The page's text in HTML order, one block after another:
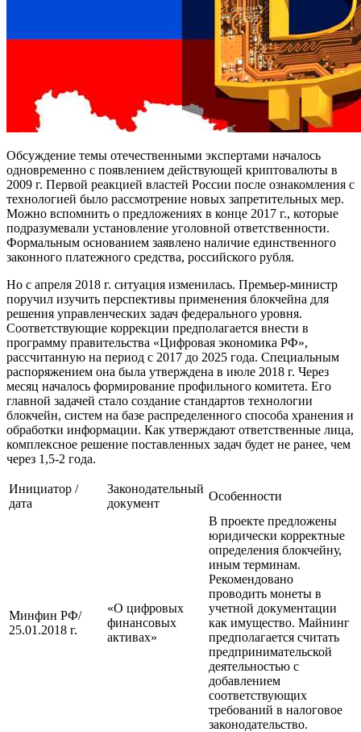
Обсуждение темы отечественными экспертами началось
одновременно с появлением действующей криптовалюты в
2009 г. Первой реакцией властей России после ознакомления с
технологией было рассмотрение новых запретительных мер.
Можно вспомнить о предложениях в конце 2017 г., которые
подразумевали установление уголовной ответственности.
Формальным основанием заявлено наличие единственного
законного платежного средства, российского рубля.
Но с апреля 2018 г. ситуация изменилась. Премьер-министр
поручил изучить перспективы применения блокчейна для
решения управленческих задач федерального уровня.
Соответствующие коррекции предполагается внести в
программу правительства «Цифровая экономика РФ»,
рассчитанную на период с 2017 до 2025 года. Специальным
распоряжением она была утверждена в июле 2018 г. Через
месяц началось формирование профильного комитета. Его
главной задачей стало создание стандартов технологии
блокчейн, систем на базе распределенного способа хранения и
обработки информации. Как утверждают ответственные лица,
комплексное решение поставленных задач будет не ранее, чем
через 1,5-2 года.
Инициатор /
дата
Законодательный
документ
Особенности
Минфин РФ/
25.01.2018 г.
«О цифровых
финансовых
активах»
В проекте предложены
юридически корректные
определения блокчейну,
иным терминам.
Рекомендовано
проводить монеты в
учетной документации
как имущество. Майнинг
предполагается считать
предпринимательской
деятельностью с
добавлением
соответствующих
требований в налоговое
законодательство.